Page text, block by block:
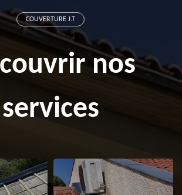
COUVERTURE J.T
nos
services